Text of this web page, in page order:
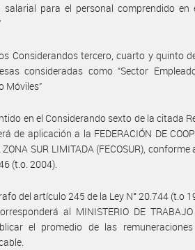
salarial para el personal comprendido en
Considerandos tercero, cuarto y quinto
consideradas como “Sector
Móviles”
en el Considerando sexto de la citada
de aplicación a la FEDERACIÓN DE
ZONA SUR LIMITADA (FECOSUR),
(t.o. 2004).
del artículo 245 de la Ley N° 20.744 (t.o
al MINISTERIO DE TRABAJO
el promedio de las